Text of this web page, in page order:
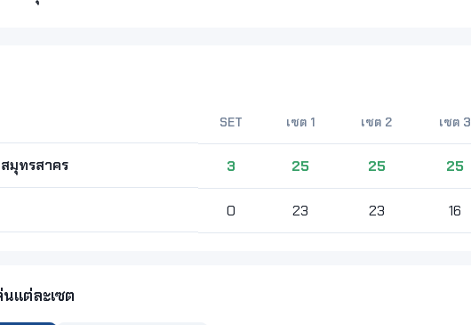
SET เซต 1 เซต 2 เซต 3
มุทรสาคร 3 25 25 25
0 23 23 16
แต่ละเซต